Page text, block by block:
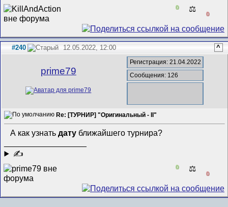
0 ⚖️
0
#240 12.05.2022, 12:00 ^
prime79
Регистрация: 21.04.2022
Сообщения: 126
Re: [ТУРНИР] "Оригинальный - II"
А как узнатьдату ближайшего турнира?
✍
0 ⚖️
0